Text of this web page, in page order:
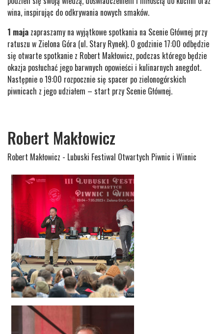
wina, inspirując do odkrywania nowych smaków.
1 maja zapraszamy na wyjątkowe spotkania na Scenie Głównej przy
ratuszu w Zielona Góra (ul. Stary Rynek). O godzinie 17:00 odbędzie
się otwarte spotkanie z Robert Makłowicz, podczas którego będzie
okazja posłuchać jego barwnych opowieści i kulinarnych anegdot.
Następnie o 19:00 rozpocznie się spacer po zielonogórskich
piwnicach z jego udziałem – start przy Scenie Głównej.
Robert Makłowicz
Robert Makłowicz - Lubuski Festiwal Otwartych Piwnic i Winnic